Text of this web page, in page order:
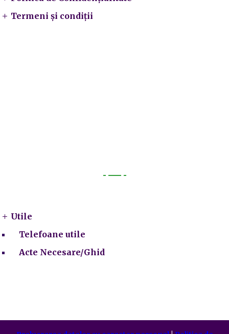
Termeni și condiții
Utile
Telefoane utile
Acte Necesare/Ghid